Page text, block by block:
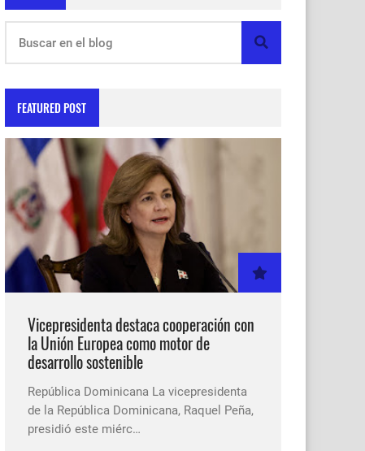
FEATURED POST
Vicepresidenta destaca cooperación con
la Unión Europea como motor de
desarrollo sostenible
República Dominicana La vicepresidenta
de la República Dominicana, Raquel Peña,
presidió este miérc…